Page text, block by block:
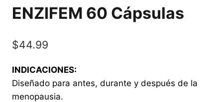
ENZIFEM 60 Cápsulas
$44.99
INDICACIONES:
Diseñado para antes, durante y después de la
menopausia.